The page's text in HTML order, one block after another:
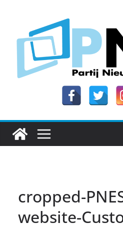
inhoud
cropped-
website-